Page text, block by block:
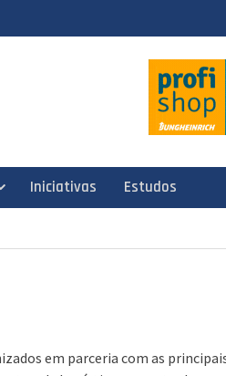
Iniciativas Estudos
em parceria com as